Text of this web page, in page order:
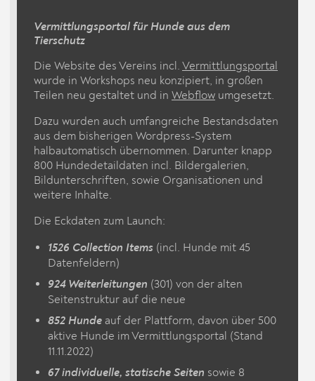
Vermittlungsportal für Hunde aus dem
Tierschutz
Die Website des Vereins incl. Vermittlungsportal
wurde in Workshops neu konzipiert, in großen
Teilen neu gestaltet und in Webflow umgesetzt.
Dazu wurden auch umfangreiche Bestandsdaten
aus dem bisherigen Wordpress-System
halbautomatisch übernommen. Darunter knapp
800 Hundedetaildaten incl. Bildergalerien,
Bildunterschriften, sowie Organisationen und
weitere Inhalte.
Die Eckdaten zum Launch:
1526 Collection Items (incl. Hunde mit 45
Datenfeldern)
924 Weiterleitungen (301) von der alten
Seitenstruktur auf die neue
852 Hunde auf der Plattform, davon über 500
aktive Hunde im Vermittlungsportal (Stand
11.11.2022)
67 individuelle, statische Seiten sowie 8